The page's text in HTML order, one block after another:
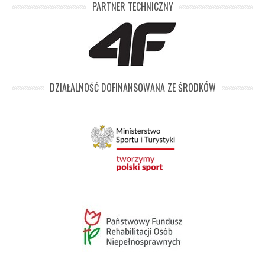
PARTNER TECHNICZNY
DZIAŁALNOŚĆ DOFINANSOWANA ZE ŚRODKÓW